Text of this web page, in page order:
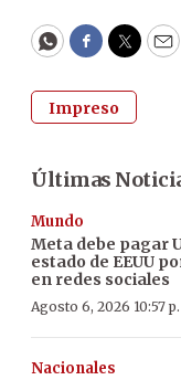
WhatsApp
Facebook
Impreso
Últimas
Mundo
Meta debe pagar
estado de EEUU
en redes sociales
Agosto 6, 2026 10:57
Nacionales